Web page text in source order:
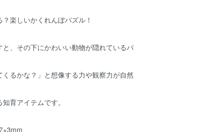
楽しいかくれんぼパズル！
、その下にかわいい動物が隠れているパ
るかな？」と想像する力や観察力が自然
育アイテムです。